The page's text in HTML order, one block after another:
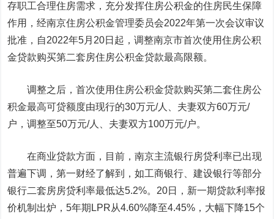
存职工合理住房需求，充分发挥住房公积金的住房民生保障
作用，经南京住房公积金管理委员会2022年第一次会议审议
批准，自2022年5月20日起，调整南京市首次使用住房公积
金贷款购买第二套房住房公积金贷款最高限额。
调整之后，首次使用住房公积金贷款购买第二套住房公
积金最高可贷额度由现行的30万元/人、夫妻双方60万元/
户，调整至50万元/人、夫妻双方100万元/户。
在商业贷款方面，目前，南京主流银行房贷利率已出现
普遍下调，第一财经了解到，如工商银行 、建设银行等部分
银行二套房房贷利率最低达5.2%。20日，新一期贷款利率报
价机制出炉，5年期LPR从4.60%降至4.45%，大幅下降15个